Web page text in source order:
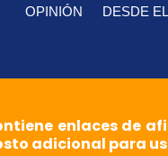
OPINIÓN DESDE
enlaces de
adicional para